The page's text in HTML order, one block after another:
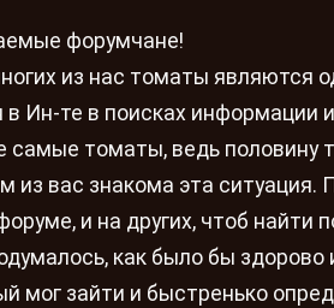
форумчане!
из нас томаты являются
в Ин-те в поисках информации
самые томаты, ведь половину
из вас знакома эта ситуация.
и на других, чтоб найти
как было бы
мог зайти и быстренько